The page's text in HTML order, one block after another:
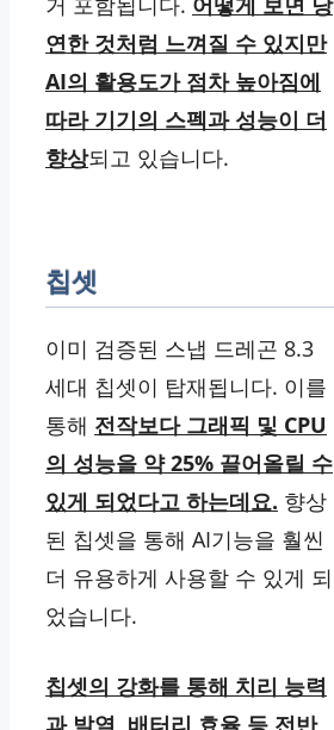
연한 것처럼 느껴질 수 있지만
AI의 활용도가 점차 높아짐에
따라 기기의 스펙과 성능이 더
향상되고 있습니다.
칩셋
이미 검증된 스냅 드레곤 8.3
세대 칩셋이 탑재됩니다. 이를
통해 전작보다 그래픽 및 CPU
의 성능을 약 25% 끌어올릴 수
있게 되었다고 하는데요. 향상
된 칩셋을 통해 AI기능을 훨씬
더 유용하게 사용할 수 있게 되
었습니다.
칩셋의 강화를 통해 치리 능력
과 발열, 배터리 효율 등 전반